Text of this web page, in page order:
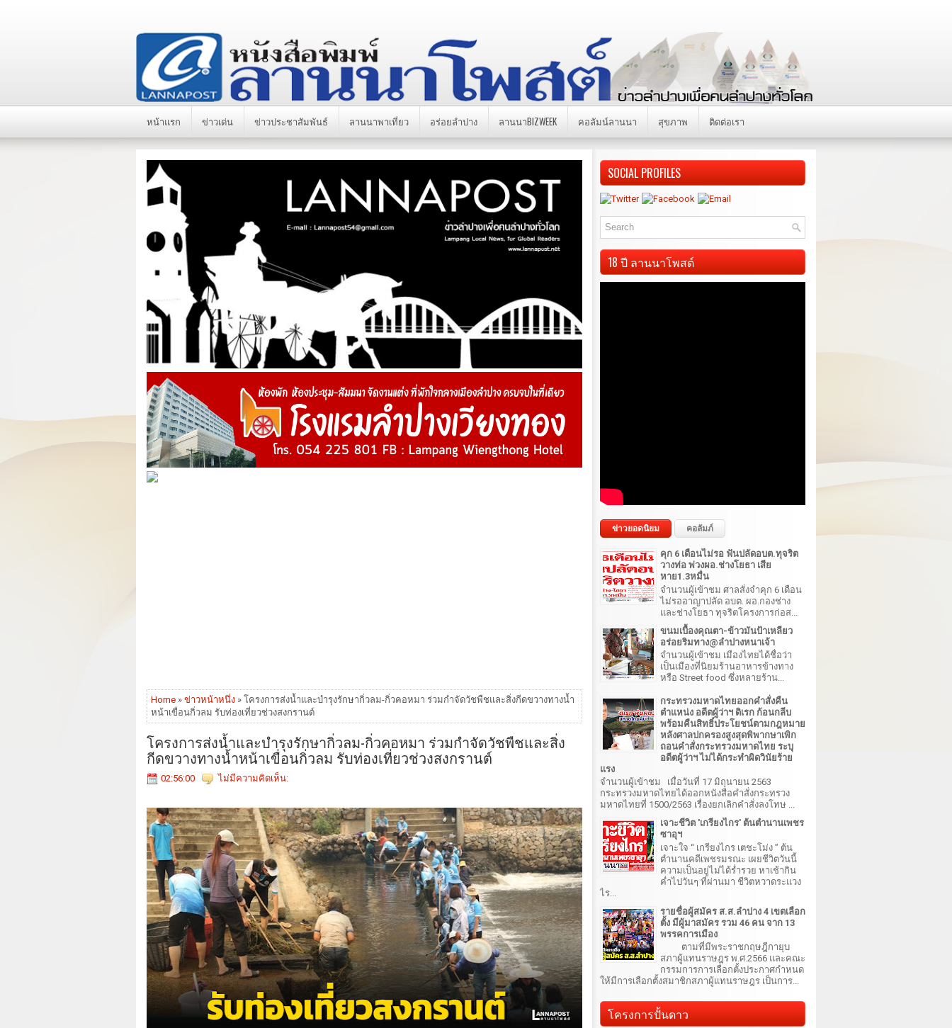
หน้าแรก ข่าวเด่น ข่าวประชาสัมพันธ์ ลานนาพาเที่ยว อร่อยลำปาง ลานนาBIZWEEK คอลัมน์ลานนา สุขภาพ ติดต่อเรา
Home » ข่าวหน้าหนึ่ง » โครงการส่งน้ำและบำรุงรักษากิ่วลม-กิ่วคอหมา ร่วมกำจัดวัชพืชและสิ่งกีดขวางทางน้ำ
หน้าเขื่อนกิ่วลม รับท่องเที่ยวช่วงสงกรานต์
โครงการส่งน้ำและบำรุงรักษากิ่วลม-กิ่วคอหมา ร่วมกำจัดวัชพืชและสิ่ง
กีดขวางทางน้ำหน้าเขื่อนกิ่วลม รับท่องเที่ยวช่วงสงกรานต์
02:56:00 ไม่มีความคิดเห็น:
SOCIAL PROFILES
18 ปี ลานนาโพสต์
ข่าวยอดนิยม คอลัมภ์
คุก 6 เดือนไม่รอ ฟันปลัดอบต.ทุจริต
วางท่อ พ่วงผอ.ช่างโยธา เสีย
หาย1.3หมื่น
จำนวนผู้เข้าชม ศาลสั่งจำคุก 6 เดือน
ไม่รออาญาปลัด อบต. ผอ.กองช่าง
และช่างโยธา ทุจริตโครงการก่อส...
ขนมเบื้องคุณตา-ข้าวมันป้าเหลียว
อร่อยริมทาง@ลำปางหนาเจ้า
จำนวนผู้เข้าชม เมืองไทยได้ชื่อว่า
เป็นเมืองที่นิยมร้านอาหารข้างทาง
หรือ Street food ซึ่งหลายร้าน...
กระทรวงมหาดไทยออกคำสั่งคืน
ตำแหน่ง อดีตผู้ว่าฯ ดิเรก ก้อนกลีบ
พร้อมคืนสิทธิ์ประโยชน์ตามกฎหมาย
หลังศาลปกครองสูงสุดพิพากษาเพิก
ถอนคำสั่งกระทรวงมหาดไทย ระบุ
อดีตผู้ว่าฯ ไม่ได้กระทำผิดวินัยร้าย
แรง
จำนวนผู้เข้าชม เมื่อวันที่ 17 มิถุนายน 2563
กระทรวงมหาดไทยได้ออกหนังสือคำสั่งกระทรวง
มหาดไทยที่ 1500/2563 เรื่องยกเลิกคำสั่งลงโทษ ...
เจาะชีวิต 'เกรียงไกร' ต้นตำนานเพชร
ซาอุฯ
เจาะใจ “ เกรียงไกร เตชะโม่ง ” ต้น
ตำนานคดีเพชรมรณะ เผยชีวิตวันนี้
ความเป็นอยู่ไม่ได้ร่ำรวย หาเช้ากิน
ค่ำไปวันๆ ที่ผ่านมา ชีวิตหวาดระแวง
ไร...
รายชื่อผู้สมัคร ส.ส.ลำปาง 4 เขตเลือก
ตั้ง มีผู้มาสมัคร รวม 46 คน จาก 13
พรรคการเมือง
ตามที่มีพระราชกฤษฎีกายุบ
สภาผู้แทนราษฎร พ.ศ.2566 และคณะ
กรรมการการเลือกตั้งประกาศกำหนด
ให้มีการเลือกตั้งสมาชิกสภาผู้แทนราษฎร เป็นการ...
โครงการปั้นดาว